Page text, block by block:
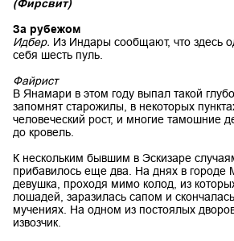
(Фирсвит)
За рубежом
Идбер. Из Индары сообщают, что здесь
себя шесть пуль.
Файрист
В Янамари в этом году выпал такой
запомнят старожилы, в некоторых
человеческий рост, и многие тамошние
до кровель.
К нескольким бывшим в Эскизаре
прибавилось еще два. На днях в городе
девушка, проходя мимо колод, из
лошадей, заразилась сапом и
мучениях. На одном из постоялых
извозчик.